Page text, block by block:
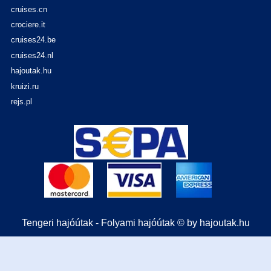
cruises.cn
crociere.it
cruises24.be
cruises24.nl
hajoutak.hu
kruizi.ru
rejs.pl
Tengeri hajóútak - Folyami hajóútak © by hajoutak.hu